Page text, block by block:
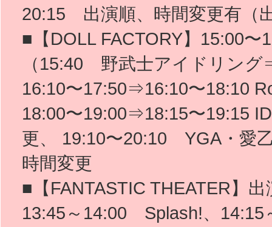
20:15 出演順、時間変更有（
■【DOLL FACTORY】15:00
（15:40 野武士アイドリン
16:10〜17:50⇒16:10〜18:10
18:00〜19:00⇒18:15〜19:15
更、 19:10〜20:10 YGA・愛
時間変更
■【FANTASTIC THEATER】
13:45～14:00 Splash!、